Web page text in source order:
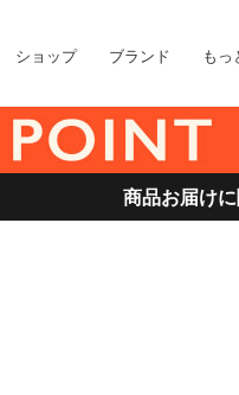
ショップ ブランド もっ
商品お届け